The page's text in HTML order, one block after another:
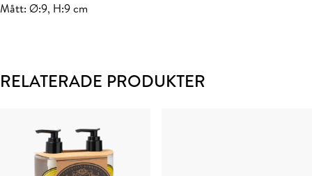
Mått: Ø:9, H:9 cm
RELATERADE PRODUKTER